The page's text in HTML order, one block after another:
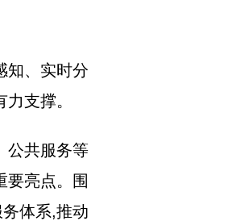
知、实时分
支撑。
公共服务等
要亮点。围
体系,推动